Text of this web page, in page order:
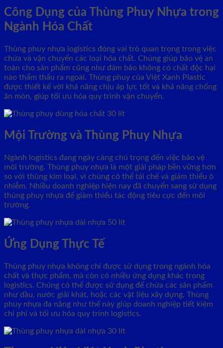
Công Dụng của Thùng Phuy Nhựa trong
Ngành Hóa Chất
Thùng phuy nhựa logistics đóng vai trò quan trọng trong việc
chứa và vận chuyển các loại hóa chất. Chúng giúp bảo vệ an
toàn cho sản phẩm cũng như đảm bảo không có chất độc hại
nào thẩm thấu ra ngoài. Thùng phuy của Việt Xanh Plastic
được thiết kế với khả năng chịu áp lực tốt và khả năng chống
ăn mòn, giúp tối ưu hóa quy trình vận chuyển.
Mội Trường và Thùng Phuy Nhựa
Ngành logistics đang ngày càng chú trọng đến việc bảo vệ
môi trường. Thùng phuy nhựa là một giải pháp bền vững hơn
so với thùng kim loại, vì chúng có thể tái chế và giảm thiểu ô
nhiễm. Nhiều doanh nghiệp hiện nay đã chuyển sang sử dụng
thùng phuy nhựa để giảm thiểu tác động tiêu cực đến môi
trường.
Ứng Dụng Thực Tế
Thùng phuy nhựa không chỉ được sử dụng trong ngành hóa
chất và thực phẩm, mà còn có nhiều ứng dụng khác trong
logistics. Chúng có thể được sử dụng để chứa các sản phẩm
như dầu, nước giải khát, hoặc các vật liệu xây dựng. Thùng
phuy nhựa đa năng như thế này giúp doanh nghiệp tiết kiệm
chi phí và tối ưu hóa quy trình logistics.